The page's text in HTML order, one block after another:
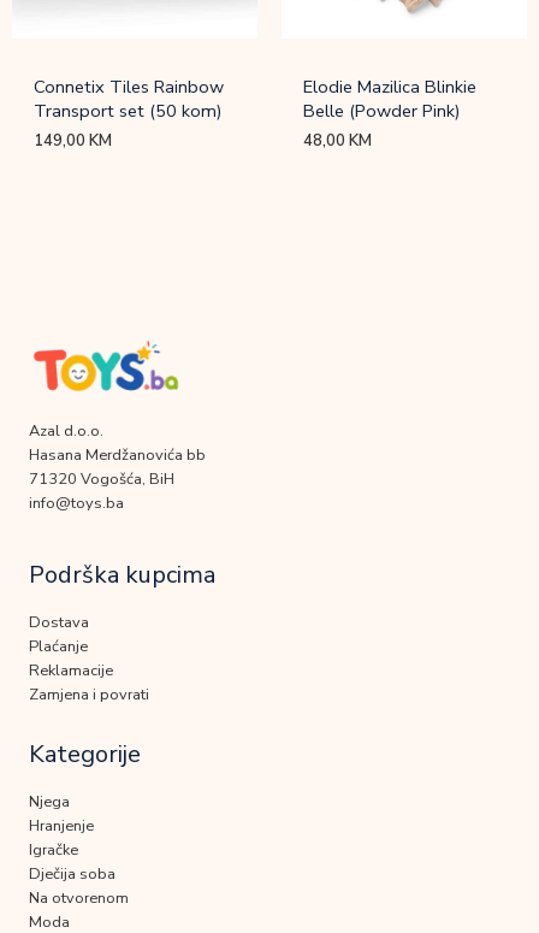
Connetix Tiles Rainbow
Transport set (50 kom)
149,00KM
Elodie Mazilica Blinkie
Belle (Powder Pink)
48,00KM
Azal d.o.o.
Hasana Merdžanovića bb
71320 Vogošća, BiH
info@toys.ba
Podrška kupcima
Dostava
Plaćanje
Reklamacije
Zamjena i povrati
Kategorije
Njega
Hranjenje
Igračke
Dječija soba
Na otvorenom
Moda